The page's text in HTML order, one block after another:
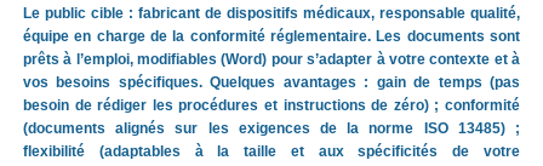
Le public cible : fabricant de dispositifs médicaux, responsable qualité,
équipe en charge de la conformité réglementaire. Les documents sont
prêts à l’emploi, modifiables (Word) pour s’adapter à votre contexte et à
vos besoins spécifiques. Quelques avantages : gain de temps (pas
besoin de rédiger les procédures et instructions de zéro) ; conformité
(documents alignés sur les exigences de la norme ISO 13485) ;
flexibilité (adaptables à la taille et aux spécificités de votre